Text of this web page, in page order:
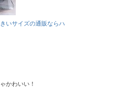
いサイズの通販ならハ
かわいい！